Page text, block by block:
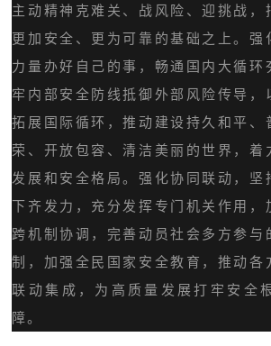
主动精神克难关、战风险、迎挑战，
更加安全、更为可靠的基础之上。强
力量办好自己的事，畅通国内大循环
牢内部安全防线抵御外部风险传导，
拓展国际循环，推动建设持久和平、
荣、开放包容、清洁美丽的世界，着
发展和安全格局。强化协同联动，坚
下齐发力，充分发挥专门机关作用，
跨机制协调，完善动员社会多方参与
制，加强全民国家安全教育，推动各
联动集成，为高质量发展打牢安全
障。